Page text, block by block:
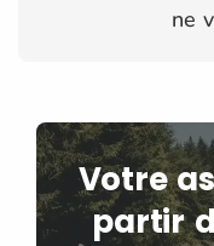
ne
Votre
partir